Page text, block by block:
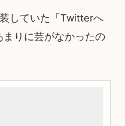
していた「Twitterへ
りに芸がなかったの